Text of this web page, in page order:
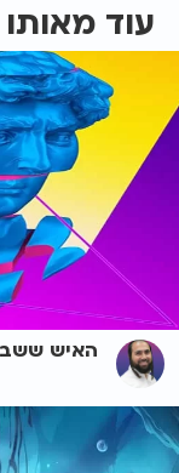
עוד
האיש